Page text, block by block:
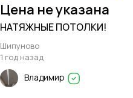
Цена не указана
НАТЯЖНЫЕ ПОТОЛКИ!
Шипуново
1 год назад
Владимир